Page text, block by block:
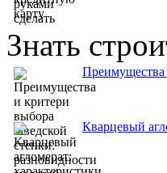
Знать
Преимущества
Кварцевый